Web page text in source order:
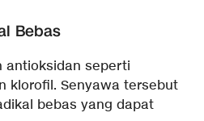
Bebas
antioksidan seperti
klorofil. Senyawa tersebut
bebas yang dapat